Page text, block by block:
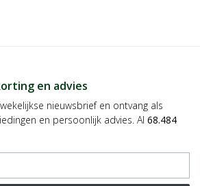
en advies
nieuwsbrief en ontvang als
en persoonlijk advies. Al 68.484